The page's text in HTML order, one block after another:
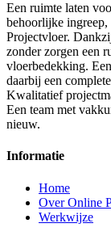
Een ruimte laten
behoorlijke
Projectvloer.
zonder zorgen een
vloerbedekking.
daarbij een
Kwalitatief
Een team met
nieuw.
Informatie
Home
Over Online
Werkwijze